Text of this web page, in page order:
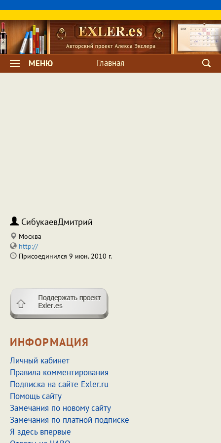
МЕНЮ Главная
СибукаевДмитрий
Москва
http://
Присоединился 9 июн. 2010 г.
ИНФОРМАЦИЯ
Личный кабинет
Правила комментирования
Подписка на сайте Exler.ru
Помощь сайту
Замечания по новому сайту
Замечания по платной подписке
Я здесь впервые